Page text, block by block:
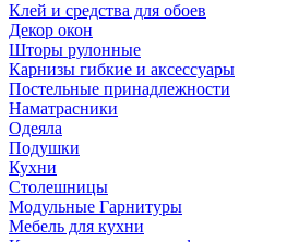
Клей и средства для обоев
Декор окон
Шторы рулонные
Карнизы гибкие и аксессуары
Постельные принадлежности
Наматрасники
Одеяла
Подушки
Кухни
Столешницы
Модульные Гарнитуры
Мебель для кухни